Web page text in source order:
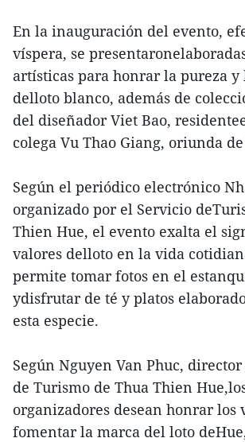
En la inauguración del evento,
víspera, se
artísticas para honrar la pureza y
delloto blanco, además de
del diseñador Viet Bao,
colega Vu Thao Giang, oriunda
Según el periódico electrónico
organizado por el Servicio
Thien Hue, el evento exalta el
valores delloto en la vida
permite tomar fotos en el
ydisfrutar de té y platos
esta especie.
Según Nguyen Van Phuc,
de Turismo de Thua Thien
organizadores desean honrar los
fomentar la marca del loto